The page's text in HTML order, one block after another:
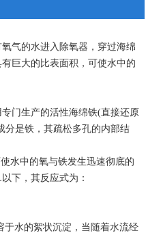
气的水进入除氧器，穿过海绵
巨大的比表面积，可使水中的
门生产的活性海绵铁(直接还原
分是铁，其疏松多孔的内部结
水中的氧与铁发生迅速彻底的
下，其反应式为：
于水的絮状沉淀，当随着水流经